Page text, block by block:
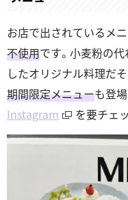
お店で出されているメ
不使用です。小麦粉の
したオリジナル料理だ
期間限定メニューも登
Instagram
を要チェ